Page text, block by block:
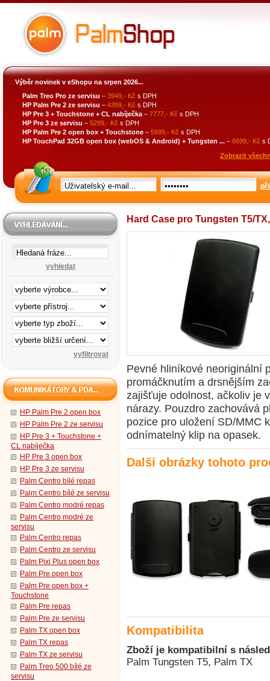
Výběr novinek v eShopu na srpen 2026...
Palm Treo Pro ze servisu – 3949,- Kč s DPH
HP Palm Pre 2 ze servisu – 4399,- Kč s DPH
HP Pre 3 + Touchstone + CL nabíječka – 7777,- Kč s DPH
HP Pre 3 ze servisu – 5299,- Kč s DPH
HP Palm Pre 2 open box + Touchstone – 5999,- Kč s DPH
HP TouchPad 32GB open box (webOS & Android) + Tungsten ... – 6699,- Kč s
Zobrazit
vyhledat
HP Palm Pre 2 open box
HP Palm Pre 2 ze servisu
HP Pre 3 + Touchstone +
CL nabíječka
HP Pre 3 open box
HP Pre 3 ze servisu
Palm Centro bílé repas
Palm Centro bílé ze servisu
Palm Centro modré repas
Palm Centro modré ze
servisu
Palm Centro repas
Palm Centro ze servisu
Palm Pixi Plus open box
Palm Pre open box
Palm Pre open box +
Touchstone
Palm Pre repas
Palm Pre ze servisu
Palm TX open box
Palm TX repas
Palm TX ze servisu
Palm Treo 500 bílé ze
servisu
Hard Case pro Tungsten T5/
Pevné hliníkové neoriginální
promáčknutím a drsnějším
zajišťuje odolnost, ačkoliv je
nárazy. Pouzdro zachovává
pozice pro uložení SD/MMC
odnímatelný klip na opasek.
Další obrázky tohoto
Kompatibilita
Zboží je kompatibilní s
Palm Tungsten T5, Palm TX